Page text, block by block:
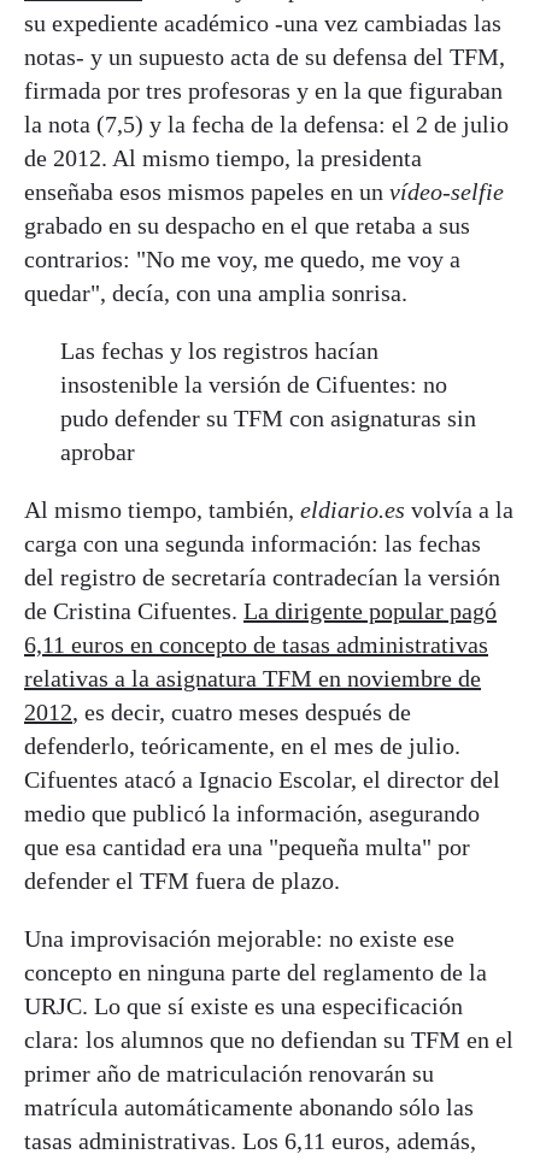
su expediente académico -una vez cambiadas las
notas- y un supuesto acta de su defensa del TFM,
firmada por tres profesoras y en la que figuraban
la nota (7,5) y la fecha de la defensa: el 2 de julio
de 2012. Al mismo tiempo, la presidenta
enseñaba esos mismos papeles en un vídeo-selfie
grabado en su despacho en el que retaba a sus
contrarios: "No me voy, me quedo, me voy a
quedar", decía, con una amplia sonrisa.
Las fechas y los registros hacían
insostenible la versión de Cifuentes: no
pudo defender su TFM con asignaturas sin
aprobar
Al mismo tiempo, también, eldiario.es volvía a la
carga con una segunda información: las fechas
del registro de secretaría contradecían la versión
de Cristina Cifuentes. La dirigente popular pagó
6,11 euros en concepto de tasas administrativas
relativas a la asignatura TFM en noviembre de
2012, es decir, cuatro meses después de
defenderlo, teóricamente, en el mes de julio.
Cifuentes atacó a Ignacio Escolar, el director del
medio que publicó la información, asegurando
que esa cantidad era una "pequeña multa" por
defender el TFM fuera de plazo.
Una improvisación mejorable: no existe ese
concepto en ninguna parte del reglamento de la
URJC. Lo que sí existe es una especificación
clara: los alumnos que no defiendan su TFM en el
primer año de matriculación renovarán su
matrícula automáticamente abonando sólo las
tasas administrativas. Los 6,11 euros, además,